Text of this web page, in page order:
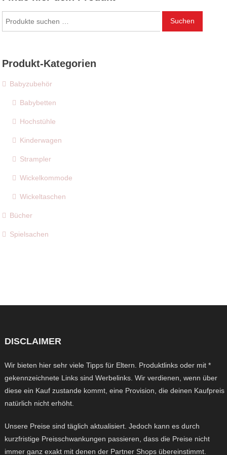
nach:
Suchen
Produkt-Kategorien
Babyzubehör
Babybetten
Hochstühle
Kinderwagen
Strampler
Wickelkommode
Wickeltaschen
Bücher
Spielsachen
DISCLAIMER
Wir bieten hier sehr viele Tipps für Eltern. Produktlinks oder mit *
gekennzeichnete Links sind Werbelinks. Wir verdienen, wenn über
diese ein Kauf zustande kommt, eine Provision, die deinen Kaufpreis
natürlich nicht erhöht.
Unsere Preise sind täglich aktualisiert. Jedoch kann es durch
kurzfristige Preisschwankungen passieren, dass die Preise nicht
immer ganz exakt mit denen der Partner Shops übereinstimmt.